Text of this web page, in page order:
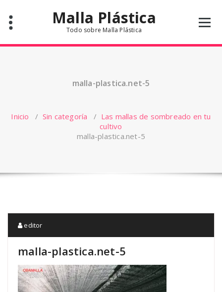
contenido
Malla Plástica
Todo sobre Malla Plástica
malla-plastica.net-5
Inicio / Sin categoría / Las mallas de sombreado en tu
cultivo
malla-plastica.net-5
editor
malla-plastica.net-5